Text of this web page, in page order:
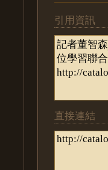
引用資訊
直接連結